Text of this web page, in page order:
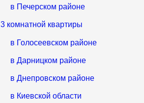
в Печерском районе
3 комнатной квартиры
в Голосеевском районе
в Дарницком районе
в Днепровском районе
в Киевской области